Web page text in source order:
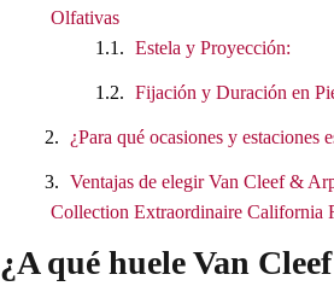
Olfativas
Estela y Proyección:
Fijación y Duración en
¿Para qué ocasiones y estaciones
Ventajas de elegir Van Cleef &
Collection Extraordinaire California
¿A qué huele Van